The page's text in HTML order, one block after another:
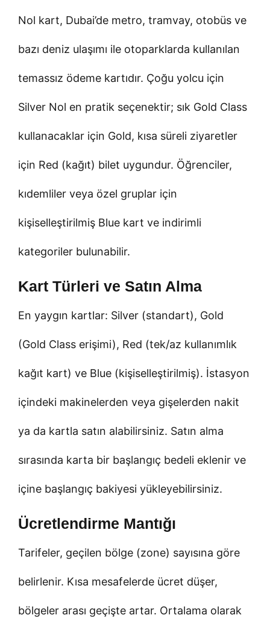
Nol kart, Dubai’de metro, tramvay, otobüs ve
bazı deniz ulaşımı ile otoparklarda kullanılan
temassız ödeme kartıdır. Çoğu yolcu için
Silver Nol en pratik seçenektir; sık Gold Class
kullanacaklar için Gold, kısa süreli ziyaretler
için Red (kağıt) bilet uygundur. Öğrenciler,
kıdemliler veya özel gruplar için
kişiselleştirilmiş Blue kart ve indirimli
kategoriler bulunabilir.
Kart Türleri ve Satın Alma
En yaygın kartlar: Silver (standart), Gold
(Gold Class erişimi), Red (tek/az kullanımlık
kağıt kart) ve Blue (kişiselleştirilmiş). İstasyon
içindeki makinelerden veya gişelerden nakit
ya da kartla satın alabilirsiniz. Satın alma
sırasında karta bir başlangıç bedeli eklenir ve
içine başlangıç bakiyesi yükleyebilirsiniz.
Ücretlendirme Mantığı
Tarifeler, geçilen bölge (zone) sayısına göre
belirlenir. Kısa mesafelerde ücret düşer,
bölgeler arası geçişte artar. Ortalama olarak